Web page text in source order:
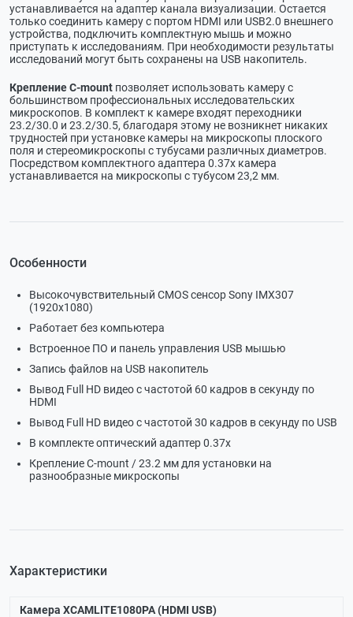
устанавливается на адаптер канала визуализации. Остается
только соединить камеру с портом HDMI или USB2.0 внешнего
устройства, подключить комплектную мышь и можно
приступать к исследованиям. При необходимости результаты
исследований могут быть сохранены на USB накопитель.
Крепление C-mount позволяет использовать камеру с
большинством профессиональных исследовательских
микроскопов. В комплект к камере входят переходники
23.2/30.0 и 23.2/30.5, благодаря этому не возникнет никаких
трудностей при установке камеры на микроскопы плоского
поля и стереомикроскопы с тубусами различных диаметров.
Посредством комплектного адаптера 0.37х камера
устанавливается на микроскопы с тубусом 23,2 мм.
Особенности
Высокочувствительный CMOS сенсор Sony IMX307
(1920х1080)
Работает без компьютера
Встроенное ПО и панель управления USB мышью
Запись файлов на USB накопитель
Вывод Full HD видео с частотой 60 кадров в секунду по
HDMI
Вывод Full HD видео с частотой 30 кадров в секунду по USB
В комплекте оптический адаптер 0.37х
Крепление C-mount / 23.2 мм для установки на
разнообразные микроскопы
Характеристики
Камера XCAMLITE1080PA (HDMI USB)